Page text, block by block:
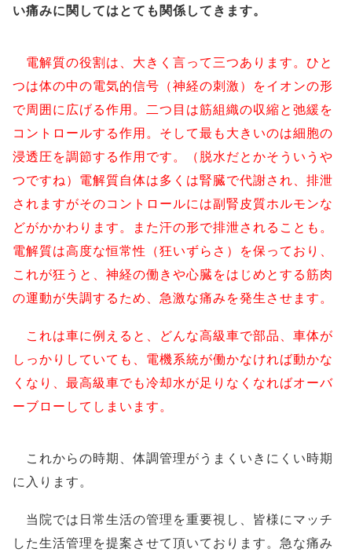
い痛みに関してはとても関係してきます。
電解質の役割は、大きく言って三つあります。ひと
つは体の中の電気的信号（神経の刺激）をイオンの形
で周囲に広げる作用。二つ目は筋組織の収縮と弛緩を
コントロールする作用。そして最も大きいのは細胞の
浸透圧を調節する作用です。（脱水だとかそういうや
つですね）電解質自体は多くは腎臓で代謝され、排泄
されますがそのコントロールには副腎皮質ホルモンな
どがかかわります。また汗の形で排泄されることも。
電解質は高度な恒常性（狂いずらさ）を保っており、
これが狂うと、神経の働きや心臓をはじめとする筋肉
の運動が失調するため、急激な痛みを発生させます。
これは車に例えると、どんな高級車で部品、車体が
しっかりしていても、電機系統が働かなければ動かな
くなり、最高級車でも冷却水が足りなくなればオーバ
ーブローしてしまいます。
これからの時期、体調管理がうまくいきにくい時期
に入ります。
当院では日常生活の管理を重要視し、皆様にマッチ
した生活管理を提案させて頂いております。急な痛み